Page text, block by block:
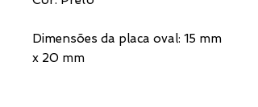
Dimensões da placa oval: 15 mm
x 20 mm